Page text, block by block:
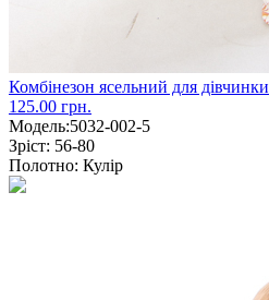
Комбінезон ясельний для дівчинки
125.00 грн.
Модель:5032-002-5
Зріст: 56-80
Полотно: Кулір